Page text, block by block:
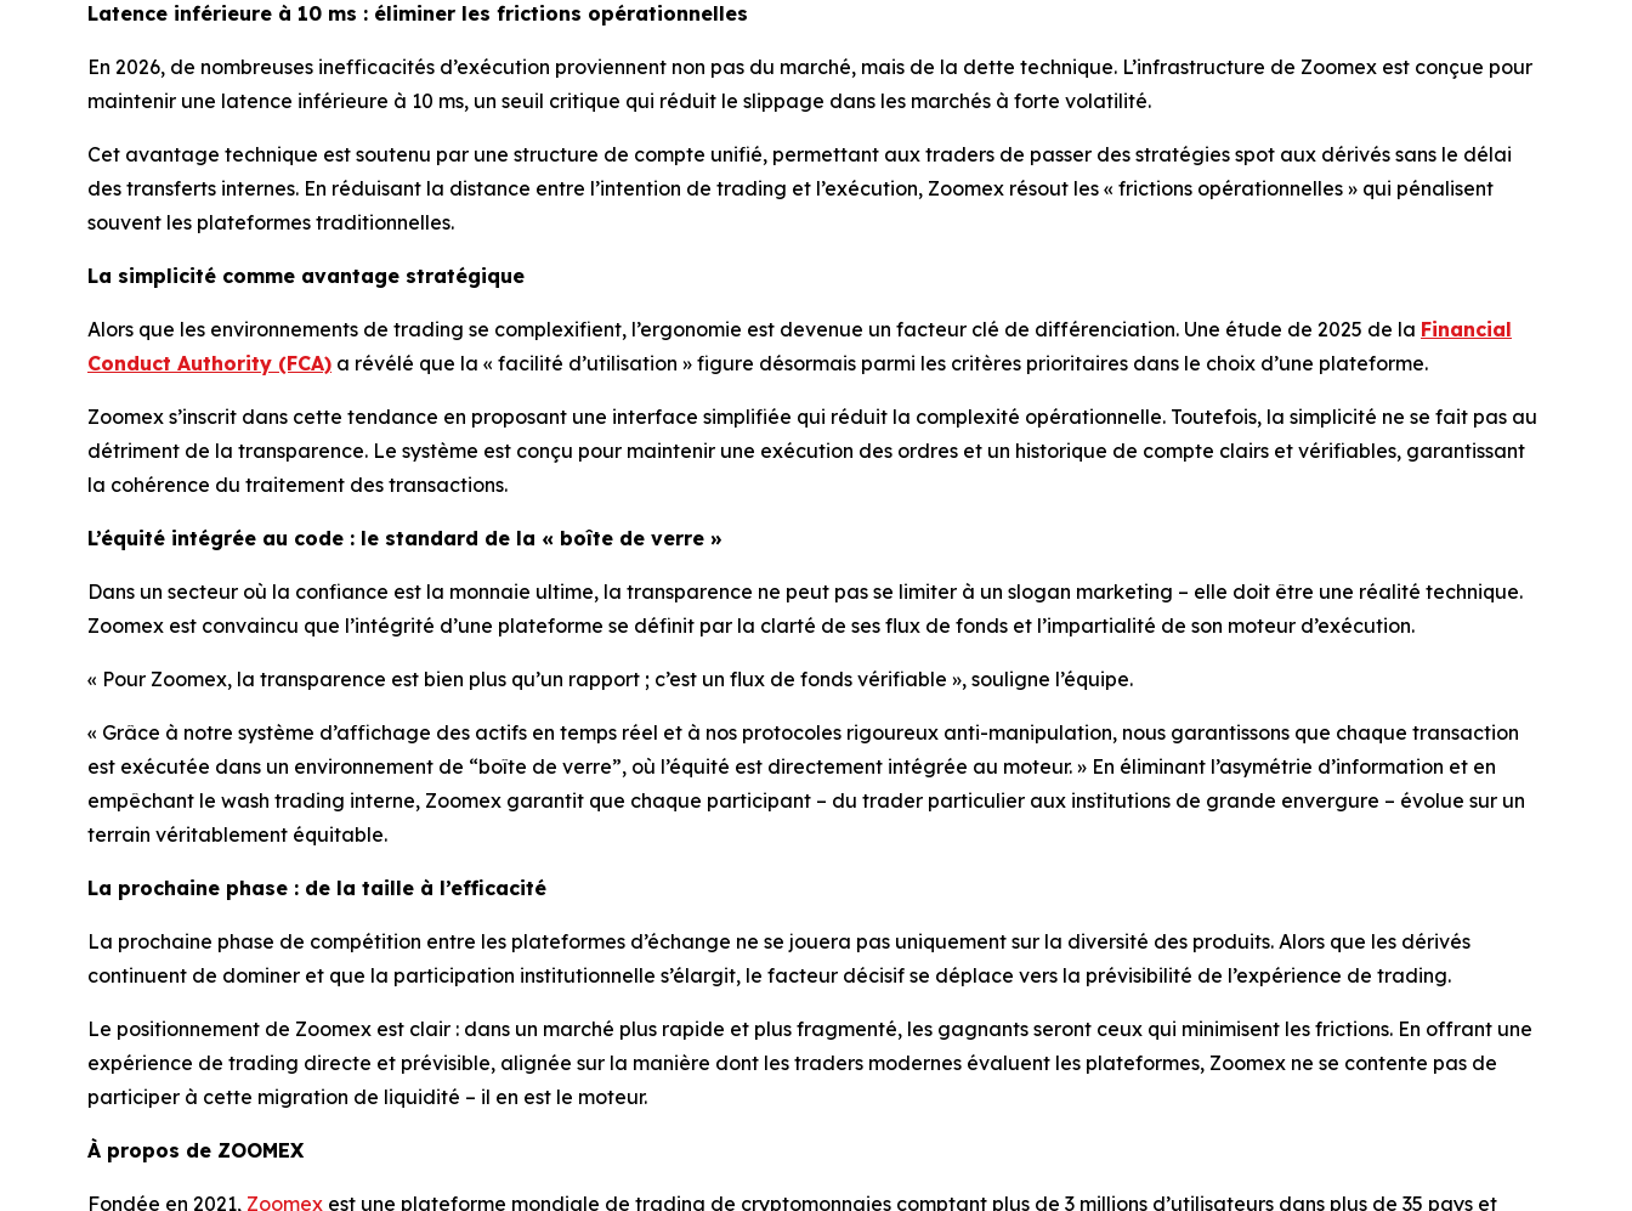
Latence inférieure à 10 ms : éliminer les frictions opérationnelles
En 2026, de nombreuses inefficacités d’exécution proviennent non pas du marché, mais de la dette technique. L’infrastructure de Zoomex est conçue pour
maintenir une latence inférieure à 10 ms, un seuil critique qui réduit le slippage dans les marchés à forte volatilité.
Cet avantage technique est soutenu par une structure de compte unifié, permettant aux traders de passer des stratégies spot aux dérivés sans le délai
des transferts internes. En réduisant la distance entre l’intention de trading et l’exécution, Zoomex résout les « frictions opérationnelles » qui pénalisent
souvent les plateformes traditionnelles.
La simplicité comme avantage stratégique
Alors que les environnements de trading se complexifient, l’ergonomie est devenue un facteur clé de différenciation. Une étude de 2025 de la Financial
Conduct Authority (FCA) a révélé que la « facilité d’utilisation » figure désormais parmi les critères prioritaires dans le choix d’une plateforme.
Zoomex s’inscrit dans cette tendance en proposant une interface simplifiée qui réduit la complexité opérationnelle. Toutefois, la simplicité ne se fait pas au
détriment de la transparence. Le système est conçu pour maintenir une exécution des ordres et un historique de compte clairs et vérifiables, garantissant
la cohérence du traitement des transactions.
L’équité intégrée au code : le standard de la « boîte de verre »
Dans un secteur où la confiance est la monnaie ultime, la transparence ne peut pas se limiter à un slogan marketing – elle doit être une réalité technique.
Zoomex est convaincu que l’intégrité d’une plateforme se définit par la clarté de ses flux de fonds et l’impartialité de son moteur d’exécution.
« Pour Zoomex, la transparence est bien plus qu’un rapport ; c’est un flux de fonds vérifiable », souligne l’équipe.
« Grâce à notre système d’affichage des actifs en temps réel et à nos protocoles rigoureux anti-manipulation, nous garantissons que chaque transaction
est exécutée dans un environnement de “boîte de verre”, où l’équité est directement intégrée au moteur. » En éliminant l’asymétrie d’information et en
empêchant le wash trading interne, Zoomex garantit que chaque participant – du trader particulier aux institutions de grande envergure – évolue sur un
terrain véritablement équitable.
La prochaine phase : de la taille à l’efficacité
La prochaine phase de compétition entre les plateformes d’échange ne se jouera pas uniquement sur la diversité des produits. Alors que les dérivés
continuent de dominer et que la participation institutionnelle s’élargit, le facteur décisif se déplace vers la prévisibilité de l’expérience de trading.
Le positionnement de Zoomex est clair : dans un marché plus rapide et plus fragmenté, les gagnants seront ceux qui minimisent les frictions. En offrant une
expérience de trading directe et prévisible, alignée sur la manière dont les traders modernes évaluent les plateformes, Zoomex ne se contente pas de
participer à cette migration de liquidité – il en est le moteur.
À propos de ZOOMEX
Fondée en 2021, Zoomex est une plateforme mondiale de trading de cryptomonnaies comptant plus de 3 millions d’utilisateurs dans plus de 35 pays et